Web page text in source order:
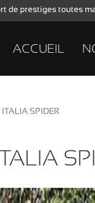
de prestiges toutes
ACCUEIL
SPIDER